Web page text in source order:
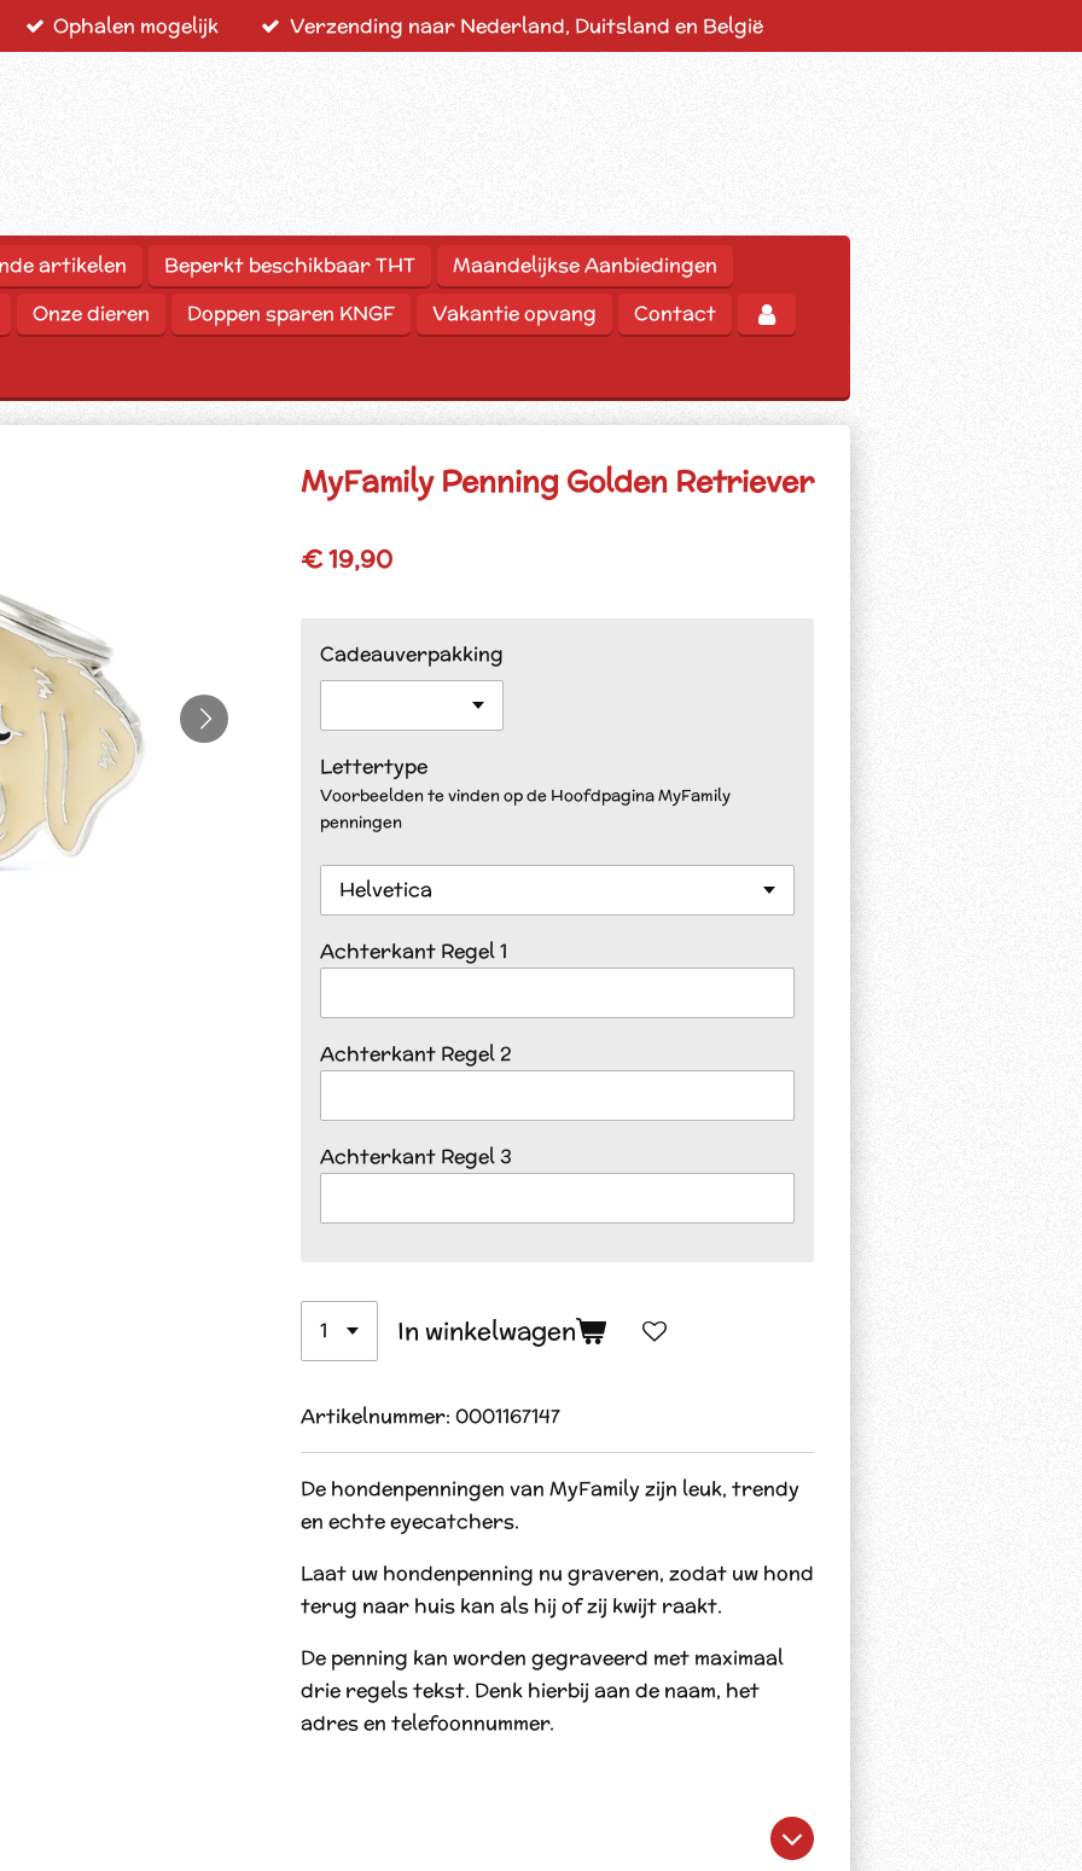
Ophalen mogelijk Verzending naar Nederland, Duitsland en België
artikelen Beperkt beschikbaar THT
Maandelijkse Aanbiedingen
Onze dieren
Doppen sparen KNGF Vakantie opvang Contact
MyFamily Penning Golden Retriever
€ 19,90
Cadeauverpakking
Lettertype
Voorbeelden te vinden op de Hoofdpagina MyFamily
penningen
Achterkant Regel 1
Achterkant Regel 2
Achterkant Regel 3
In winkelwagen
Artikelnummer: 0001167147
De hondenpenningen van MyFamily zijn leuk, trendy
en echte eyecatchers.
Laat uw hondenpenning nu graveren, zodat uw hond
terug naar huis kan als hij of zij kwijt raakt.
De penning kan worden gegraveerd met maximaal
drie regels tekst. Denk hierbij aan de naam, het
adres en telefoonnummer.